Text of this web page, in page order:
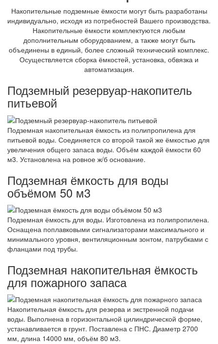
Накопительные подземные ёмкости могут быть разработаны
индивидуально, исходя из потребностей Вашего производства.
Накопительные ёмкости комплектуются любым
дополнительным оборудованием, а также могут быть
объединены в единый, более сложный технический комплекс.
Осуществляется сборка ёмкостей, установка, обвязка и
автоматизация.
Подземный резервуар-накопитель
питьевой
Подземная накопительная ёмкость из полипропилена для
питьевой воды. Соединяется со второй такой же ёмкостью для
увеличения общего запаса воды. Объём каждой ёмкости 60
м3. Установлена на ровное ж/б основание.
Подземная ёмкость для воды
объёмом 50 м3
Подземная ёмкость для воды. Изготовлена из полипропилена.
Оснащена поплавковыми сигнализаторами максимального и
минимального уровня, вентиляционным зонтом, патрубками с
фланцами под трубы.
Подземная накопительная ёмкость
для пожарного запаса
Накопительная ёмкость для резерва и экстренной подачи
воды. Выполнена в горизонтальной цилиндрической форме,
устанавливается в грунт. Поставлена с ПНС. Диаметр 2700
мм, длина 14000 мм, объём 80 м3.